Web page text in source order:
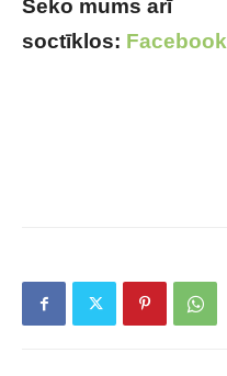
Seko mums arī
soctīklos: Facebook